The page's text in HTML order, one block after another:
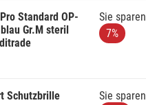
Standard OP-
Gr.M steril
Sie sparen
7%
Schutzbrille
Sie sparen